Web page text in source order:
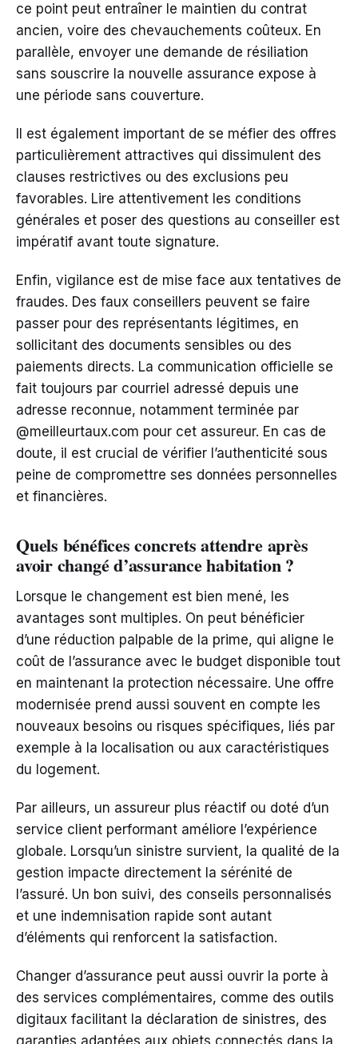
ce point peut entraîner le maintien du contrat
ancien, voire des chevauchements coûteux. En
parallèle, envoyer une demande de résiliation
sans souscrire la nouvelle assurance expose à
une période sans couverture.
Il est également important de se méfier des offres
particulièrement attractives qui dissimulent des
clauses restrictives ou des exclusions peu
favorables. Lire attentivement les conditions
générales et poser des questions au conseiller est
impératif avant toute signature.
Enfin, vigilance est de mise face aux tentatives de
fraudes. Des faux conseillers peuvent se faire
passer pour des représentants légitimes, en
sollicitant des documents sensibles ou des
paiements directs. La communication officielle se
fait toujours par courriel adressé depuis une
adresse reconnue, notamment terminée par
@meilleurtaux.com pour cet assureur. En cas de
doute, il est crucial de vérifier l’authenticité sous
peine de compromettre ses données personnelles
et financières.
Quels bénéfices concrets attendre après
avoir changé d’assurance habitation ?
Lorsque le changement est bien mené, les
avantages sont multiples. On peut bénéficier
d’une réduction palpable de la prime, qui aligne le
coût de l’assurance avec le budget disponible tout
en maintenant la protection nécessaire. Une offre
modernisée prend aussi souvent en compte les
nouveaux besoins ou risques spécifiques, liés par
exemple à la localisation ou aux caractéristiques
du logement.
Par ailleurs, un assureur plus réactif ou doté d’un
service client performant améliore l’expérience
globale. Lorsqu’un sinistre survient, la qualité de la
gestion impacte directement la sérénité de
l’assuré. Un bon suivi, des conseils personnalisés
et une indemnisation rapide sont autant
d’éléments qui renforcent la satisfaction.
Changer d’assurance peut aussi ouvrir la porte à
des services complémentaires, comme des outils
digitaux facilitant la déclaration de sinistres, des